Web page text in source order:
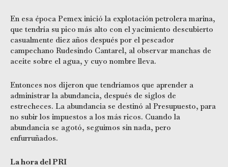
En esa época Pemex inició la explotación petrolera marina,
que tendría su pico más alto con el yacimiento descubierto
casualmente diez años después por el pescador
campechano Rudesindo Cantarel, al observar manchas de
aceite sobre el agua, y cuyo nombre lleva.
Entonces nos dijeron que tendríamos que aprender a
administrar la abundancia, después de siglos de
estrecheces. La abundancia se destinó al Presupuesto, para
no subir los impuestos a los más ricos. Cuando la
abundancia se agotó, seguimos sin nada, pero
enfurruñados.
La hora del PRI